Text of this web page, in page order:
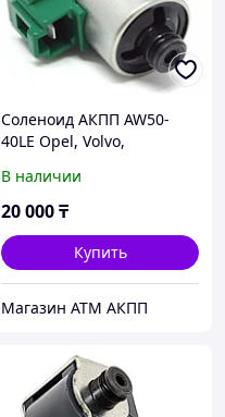
Соленоид АКПП AW50-
40LE Opel, Volvo,
В наличии
20 000₸
Купить
Магазин АТМ АКПП